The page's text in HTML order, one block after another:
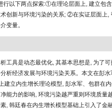
行以下两点探索:①在理论层面上, 建立包
创新与环境污染的关系; ②在实证层面上,
变量。
工具是动态最优化, 其基本思想是, 为了
析经济发展与环境污染关系。本文在彭
建立内生增长理论模型, 彭水军、包群在
能力的影响, 环境污染越严重则环境质量
, 韩廷春在内生增长模型基础上引入了金